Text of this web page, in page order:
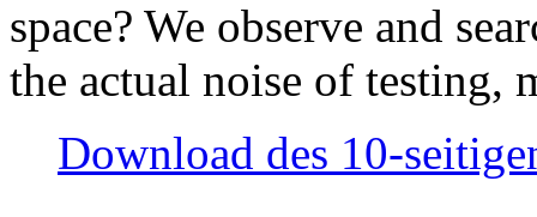
space? We observe and
the actual noise of testing,
Download des 10-